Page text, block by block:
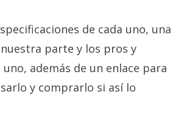
de cada uno, una
parte y los pros y
además de un enlace para
y comprarlo si así lo